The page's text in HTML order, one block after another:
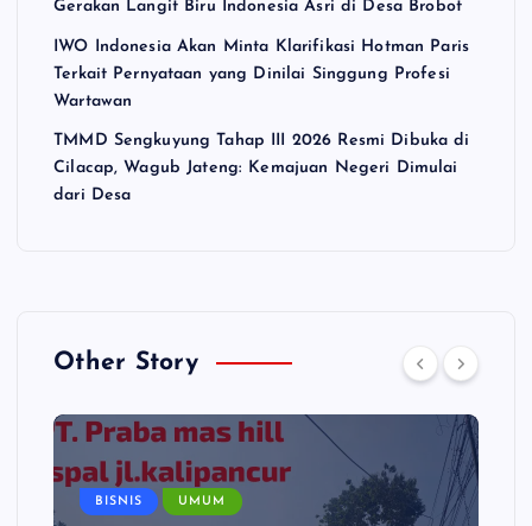
Gerakan Langit Biru Indonesia Asri di Desa Brobot
IWO Indonesia Akan Minta Klarifikasi Hotman Paris
Terkait Pernyataan yang Dinilai Singgung Profesi
Wartawan
TMMD Sengkuyung Tahap III 2026 Resmi Dibuka di
Cilacap, Wagub Jateng: Kemajuan Negeri Dimulai
dari Desa
Other Story
BISNIS UMUM